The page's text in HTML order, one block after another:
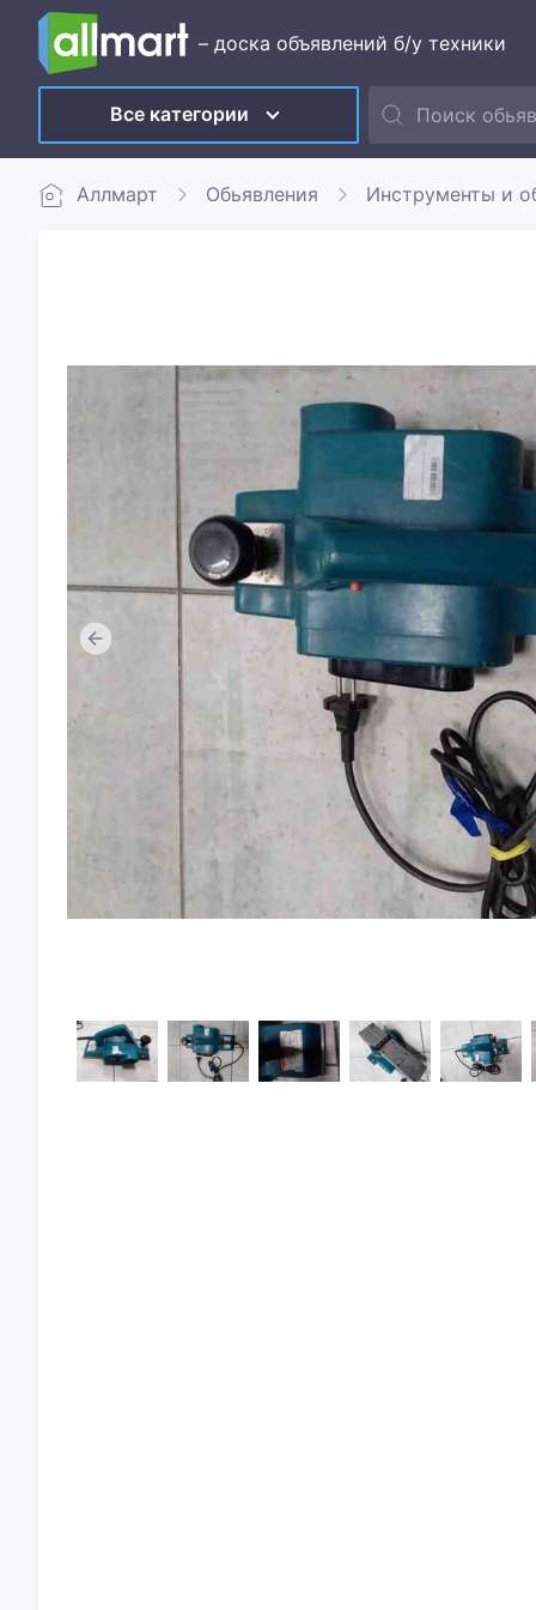
– доска объявлений б/у техники
Все категории
Аллмарт Обьявления Инструменты и